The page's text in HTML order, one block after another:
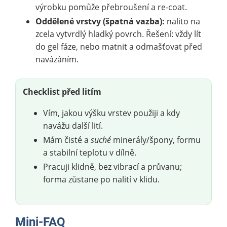
výrobku pomůže přebroušení a re-coat.
Oddělené vrstvy (špatná vazba): nalito na
zcela vytvrdlý hladký povrch. Řešení: vždy lít
do gel fáze, nebo matnit a odmašťovat před
navázáním.
Checklist před litím
Vím, jakou výšku vrstev použiji a kdy
navážu další lití.
Mám čisté a suché minerály/špony, formu
a stabilní teplotu v dílně.
Pracuji klidně, bez vibrací a průvanu;
forma zůstane po nalití v klidu.
Mini-FAQ